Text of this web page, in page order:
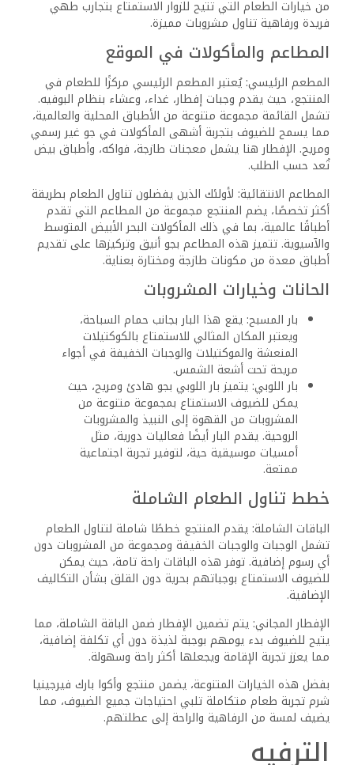
خطط تناول الطعام الشاملة
الباقات الشاملة: يقدم المنتجع خططًا شاملة لتناول الطعام
تشمل الوجبات والوجبات الخفيفة ومجموعة من المشروبات دون
أي رسوم إضافية. توفر هذه الباقات راحة تامة، حيث يمكن
للضيوف الاستمتاع بوجباتهم بحرية دون القلق بشأن التكاليف
الإضافية.
الإفطار المجاني: يتم تضمين الإفطار ضمن الباقة الشاملة، مما
يتيح للضيوف بدء يومهم بوجبة لذيذة دون أي تكلفة إضافية،
مما يعزز تجربة الإقامة ويجعلها أكثر راحة وسهولة.
بفضل هذه الخيارات المتنوعة، يضمن منتجع وأكوا بارك فيرجينيا
شرم تجربة طعام متكاملة تلبي احتياجات جميع الضيوف، مما
يضيف لمسة من الرفاهية والراحة إلى عطلتهم.
الترفيه
واسعة من الأنشطة الترفيهية التي تناسب جميع الأعمار وتضمن
قضاء وقت ممتع ومريح. من معالم الحديقة المائية المثيرة إلى
خيارات اللياقة البدنية المتنوعة، هناك شيء لكل شخص
للاستمتاع به.
الحديقة المائية ومرافق حمام السباحة
حديقة مائية مثيرة: تحتوي الحديقة المائية في المنتجع على
مجموعة من الشرائح المائية المتنوعة التي تناسب كل من
البالغين والأطفال. تشمل الشرائح ألواناً وحركات مثيرة، مما يوفر
مناطق مخصصة للأطفال: تم تجهيز المنتجع بمناطق مائية
خاصة للأطفال، حيث يمكن للصغار الاستمتاع ببيئة آمنة
ومصممة خصيصاً لهم. تشمل هذه المناطق نوافير وحمامات
سباحة ضحلة وأنشطة مائية مسلية.
مناطق الاسترخاء: لمن يبحثون عن الاسترخاء، توفر منطقة حمام
السباحة الرئيسية أسرة تشمس ومظلات مريحة. يمكن للضيوف
الاستمتاع بالاسترخاء تحت الشمس أو السباحة في المياه
الهادئة. تتوفر خدمة المناشف لتوفير مزيد من الراحة.
صالة الألعاب الرياضية الحديثة: يتميز المنتجع بصالة ألعاب رياضية
مجهزة تجهيزاً جيداً، تحتوي على معدات قلبية ووزن حر وأجهزة
مقاومة. هذا يسمح للضيوف بالاستمرار في ممارسة تمارينهم
البدنية حتى أثناء عطلتهم.
مركز اللياقة البدنية والأنشطة